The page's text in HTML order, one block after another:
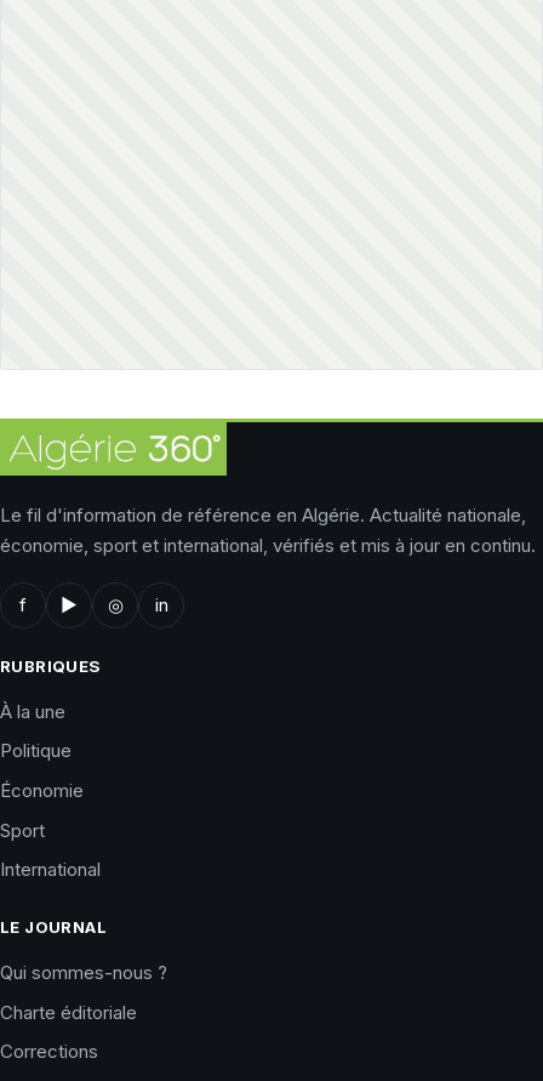
Le fil d'information de référence en Algérie. Actualité nationale,
économie, sport et international, vérifiés et mis à jour en continu.
f ▶ ◎ in
RUBRIQUES
À la une
Politique
Économie
Sport
International
LE JOURNAL
Qui sommes-nous ?
Charte éditoriale
Corrections